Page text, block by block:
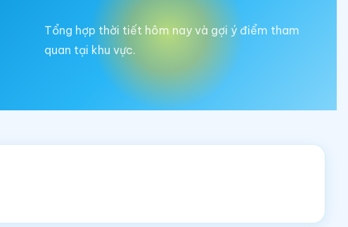
Tổng hợp thời tiết hôm nay và gợi ý điểm tham
quan tại khu vực.